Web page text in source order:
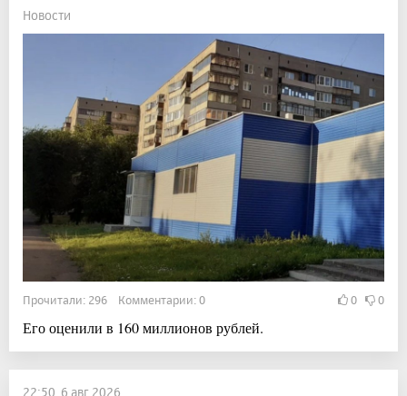
Новости
Прочитали: 296 Комментарии: 0 0 0
Его оценили в 160 миллионов рублей.
22:50, 6 авг 2026